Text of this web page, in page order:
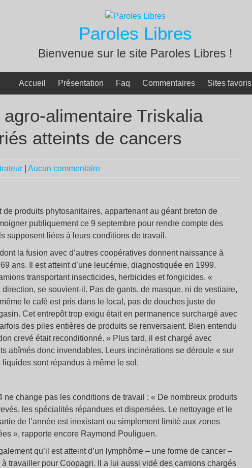
Paroles Libres
Bienvenue sur le site Paroles Libres !
Accueil Présentation Faq Commentaires Sites favoris
alimentaire Triskalia
atteints de cancers
Aucun commentaire
de produits phytosanitaires, appartenant au géant breton de
publiquement ce 9 septembre pour rendre compte des
supposent liées à leurs conditions de travail.
la fusion avec d’autres coopératives donnent naissance à
ans. Il est atteint d’une leucémie, diagnostiquée en 1999.
transportant insecticides, herbicides et fongicides. «
se souvient-il. Pas de gants, de masque, ni de vestiaire,
le café est pris dans le local, pas de douches juste de
Cet entrepôt trop exigu était en permanence surchargé avec
des piles entières de produits se renversaient. Bien entendu
crevé était reconditionné. » Plus tard, il est chargé avec
abîmés donc invendables. Leurs incinérations se déroule « sur
sont répandus à même le sol.
ne change pas les conditions de travail : « De nombreux produits
les spécialités répandues et dispersées. Le nettoyage et le
de l’année est inexistant ou simplement limité aux zones
», rapporte encore Raymond Pouliguen.
qu’il est atteint d’un lymphôme – une forme de cancer –
travailler pour Coopagri. Il a lui aussi vidé des camions chargés